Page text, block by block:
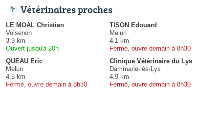
Vétérinaires proches
LE MOAL Christian
Voisenon
3.9 km
Ouvert jusqu'à 20h
TISON Edouard
Melun
4.1 km
Fermé, ouvre demain à 8h30
QUEAU Eric
Melun
4.5 km
Fermé, ouvre demain à 8h30
Clinique Vétérinaire du Lys
Dammarie-lès-Lys
4.9 km
Fermé, ouvre demain à 8h30